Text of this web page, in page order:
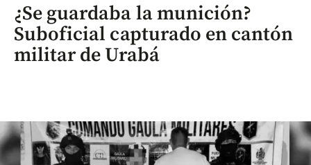
¿Se guardaba la munición?
Suboficial capturado en cantón
militar de Urabá